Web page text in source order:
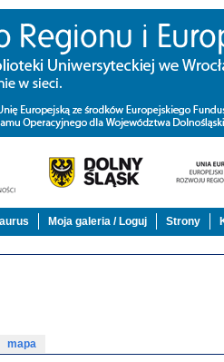
Moja galeria / Loguj Strony
mapa